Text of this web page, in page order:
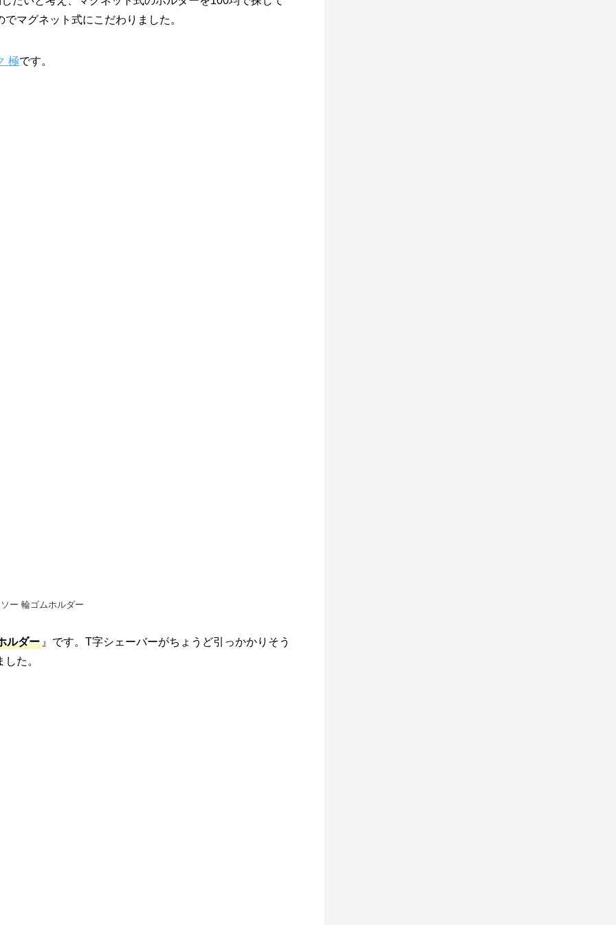
マグネット式にこだわりました。
極です。
ー 輪ゴムホルダー
ルダー 』です。T字シェーバーがちょうど引っかかりそう
た。